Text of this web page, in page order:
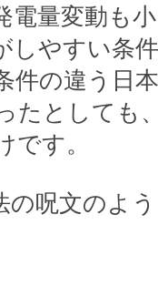
電量変動も
しやすい条
件の違う日
たとしても
です。
の呪文のよ